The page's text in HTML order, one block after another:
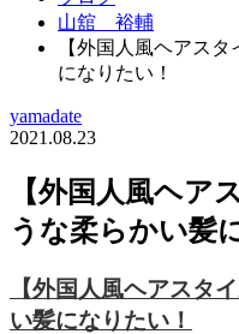
山舘 裕輔
【外国人風ヘアス
になりたい！
yamadate
2021.08.23
【外国人風ヘア
うな柔らかい髪
【外国人風ヘアスタ
い髪になりたい！